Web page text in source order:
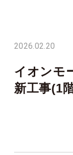
2026.02.20
イオンモ
新工事(1